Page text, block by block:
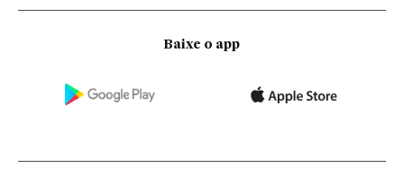
Baixe o app